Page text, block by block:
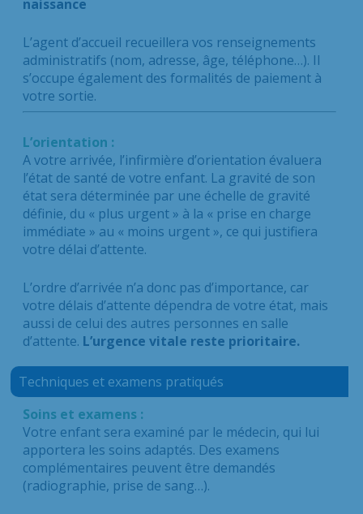
naissance
L’agent d’accueil recueillera vos renseignements
administratifs (nom, adresse, âge, téléphone…). Il
s’occupe également des formalités de paiement à
votre sortie.
L’orientation :
A votre arrivée, l’infirmière d’orientation évaluera
l’état de santé de votre enfant. La gravité de son
état sera déterminée par une échelle de gravité
définie, du « plus urgent » à la « prise en charge
immédiate » au « moins urgent », ce qui justifiera
votre délai d’attente.
L’ordre d’arrivée n’a donc pas d’importance, car
votre délais d’attente dépendra de votre état, mais
aussi de celui des autres personnes en salle
d’attente. L’urgence vitale reste prioritaire.
Techniques et examens pratiqués
Soins et examens :
Votre enfant sera examiné par le médecin, qui lui
apportera les soins adaptés. Des examens
complémentaires peuvent être demandés
(radiographie, prise de sang…).